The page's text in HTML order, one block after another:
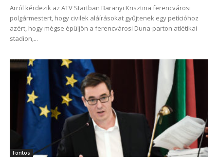
Arról kérdezik az ATV Startban Baranyi Krisztina ferencvárosi
polgármestert, hogy civilek aláírásokat gyűjtenek egy petícióhoz
azért, hogy mégse épüljön a ferencvárosi Duna-parton atlétikai
stadion,...
Fontos